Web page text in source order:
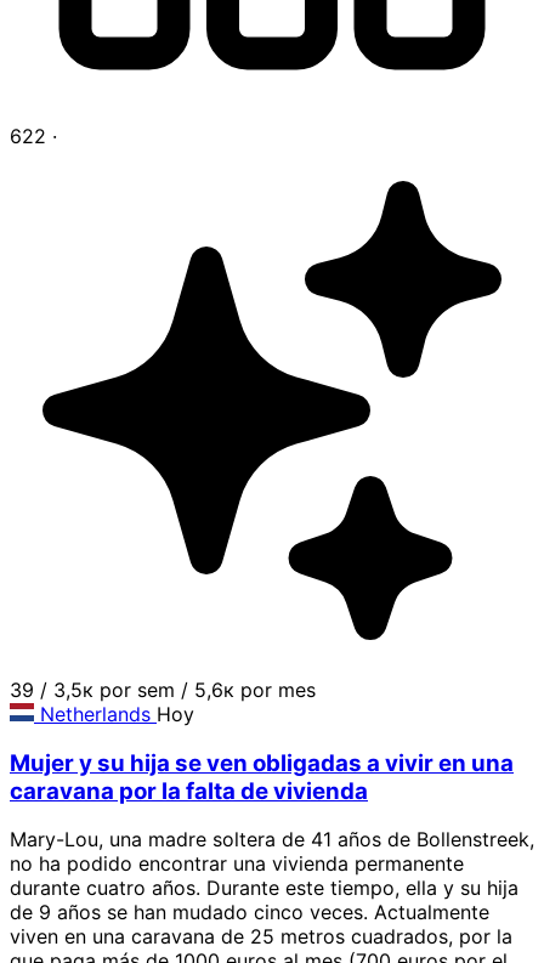
622 ·
39 / 3,5к por sem / 5,6к por mes
Netherlands Hoy
Mujer y su hija se ven obligadas a vivir en una
caravana por la falta de vivienda
Mary-Lou, una madre soltera de 41 años de Bollenstreek,
no ha podido encontrar una vivienda permanente
durante cuatro años. Durante este tiempo, ella y su hija
de 9 años se han mudado cinco veces. Actualmente
viven en una caravana de 25 metros cuadrados, por la